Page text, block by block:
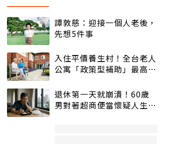
譚敦慈：迎接一個人老後，
先想5件事
入住平價養生村！全台老人
公寓「政策型補助」最高打
退休第一天就崩潰！60歲
男對著超商便當懷疑人生